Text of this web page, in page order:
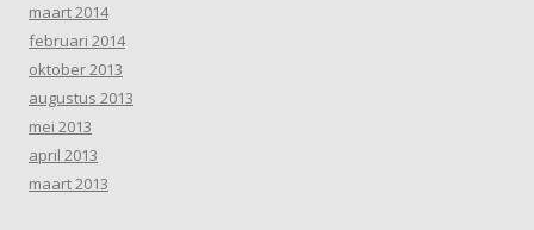
maart 2014
februari 2014
oktober 2013
augustus 2013
mei 2013
april 2013
maart 2013